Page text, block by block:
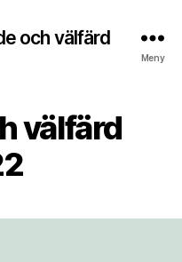
och välfärd
Meny
välfärd